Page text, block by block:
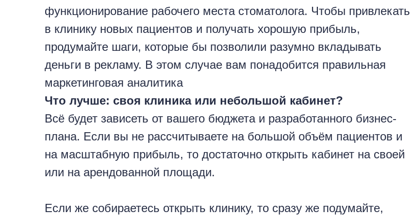
функционирование рабочего места стоматолога. Чтобы привлекать
в клинику новых пациентов и получать хорошую прибыль,
продумайте шаги, которые бы позволили разумно вкладывать
деньги в рекламу. В этом случае вам понадобится правильная
маркетинговая аналитика
Что лучше: своя клиника или небольшой кабинет?
Всё будет зависеть от вашего бюджета и разработанного бизнес-
плана. Если вы не рассчитываете на большой объём пациентов и
на масштабную прибыль, то достаточно открыть кабинет на своей
или на арендованной площади.
Если же собираетесь открыть клинику, то сразу же подумайте,